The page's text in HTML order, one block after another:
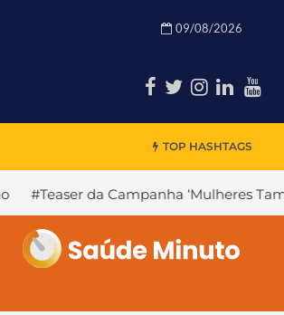
09/08/2026
TOP HASHTAGS
Campanha ‘Mulheres Também Infartam’